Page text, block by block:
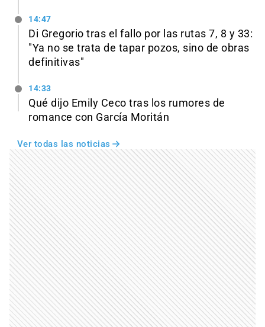
14:47
Di Gregorio tras el fallo por las rutas 7, 8 y 33:
"Ya no se trata de tapar pozos, sino de obras
definitivas"
14:33
Qué dijo Emily Ceco tras los rumores de
romance con García Moritán
Ver todas las noticias